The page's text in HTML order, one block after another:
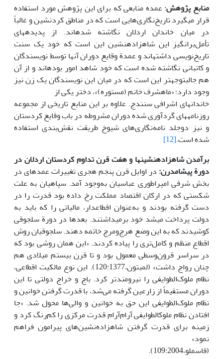
منابع پژوهش: عمده منابعی که برای این پژوهش مورد استفاده
قرار می­گیرد تاریخ‌نگاری‌هایی است که در مناطق کردنشین و غالباً
در میان خاندان اردلان نگاشته شده­اند. از پدیده­های
تأمل‌برانگیز این شاه­زاده­نشین این است که خود یک سنت
تاریخ‌نویسی داشته­اند و عمدة وقایع دوران آن­ها توسط نویسندگان
و کاتبانی نگاشته شده است که خود شاهد امور بوده­اند و از آن
هم جالب­توجه­تر این است که در میان این نویسندگان یک زن نیز
وجود دارد؛ «ماه­شرف خانم (مستوره)»، دختر یکی از
خاندان­های اشرافی سنندج. علاوه بر این منابع تاریخی از مجموعه
روزنامه­های گردآوری شده دوران مشروطه در باب وقایع کردستان
و نیز دوجلد نامه‌نگاری‌های شیوخ طریقت نقش‌بندی استفاده
شده است.[12]
برآمدن شاه­زاده­نشینها و هفت قرن تداوم کردستان اردلان در
دورة پیشامدرن: در اوایل قرن پنجم هجری تغییرات عمده­ای در
بخش شرقی امپراطوری عباسیان به‌وجود آمد. سپاهیان به علت
شکستی که در ارکان اقتصاد مملکت رخ داده بود قدرت را در
دست گرفته بودند و به‌عنوان اقطاع­دار، مالیاتی را که باید به
دولت پرداخت می­شد خود برمی­داشتند. بعدها در دورة سلجوقی
کوشیدند که به این وضع هرج‌ومرج خاتمه دهند. سلجوقیان روش
اقطاع منظم و کامل‌تری را پیاده کردند. «این همان روشی بود که
در سراسر قرون‌وسطی معمول بود و تا قرن بیستم میلادی هم
چنان رواج داشت» (لمبتون،120:1377). این نوع مالکیت اقطاعی،
نظام ملوک‌الطوایفی را نیرومندتر کرد. باج و خراج دولتی تا این
دوران مستقیماً از زارعین گرفته می‌شد، با قدرت گرفتن خوانین و
نظام ملوک‌الطوایفی این حق به خوانین و والی‌ها محول شد. «جا
افتادن نظام ملوک­الطوایفی آرام‌آرام قدرت مرکزی را کم‌رنگ کرد و
زمینه برای قدرت گرفتن شاهزاده‌نشین‌های پیرامون فراهم
نمود»
(قاسم­لو،109:2004).